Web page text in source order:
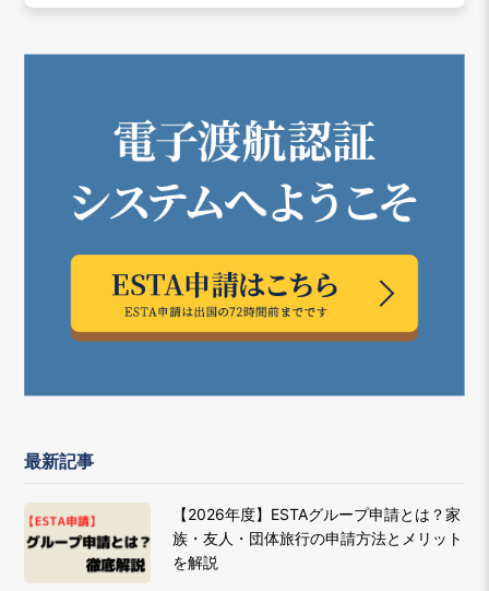
最新記事
【2026年度】ESTAグループ申請とは？家
族・友人・団体旅行の申請方法とメリット
を解説